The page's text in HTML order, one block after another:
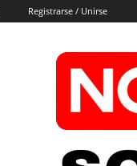
Registrarse / Unirse